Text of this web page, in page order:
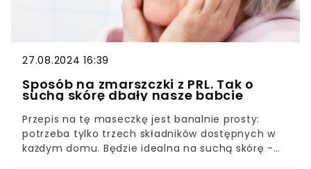
27.08.2024 16:39
Sposób na zmarszczki z PRL. Tak o
suchą skórę dbały nasze babcie
Przepis na tę maseczkę jest banalnie prosty:
potrzeba tylko trzech składników dostępnych w
każdym domu. Będzie idealna na suchą skórę -